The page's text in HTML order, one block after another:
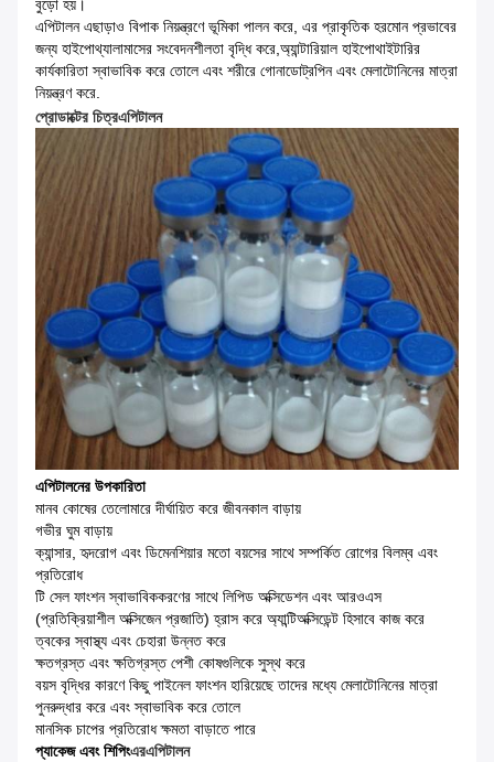
বুড়ো হয়।
এপিটালন এছাড়াও বিপাক নিয়ন্ত্রণে ভূমিকা পালন করে, এর প্রাকৃতিক হরমোন প্রভাবের
জন্য হাইপোথ্যালামাসের সংবেদনশীলতা বৃদ্ধি করে,অ্যান্টারিয়াল হাইপোথাইটারির
কার্যকারিতা স্বাভাবিক করে তোলে এবং শরীরে গোনাডোট্রপিন এবং মেলাটোনিনের মাত্রা
নিয়ন্ত্রণ করে.
প্রোডাক্টের চিত্রএপিটালন
এপিটালনের উপকারিতা
মানব কোষের তেলোমারে দীর্ঘায়িত করে জীবনকাল বাড়ায়
গভীর ঘুম বাড়ায়
ক্যান্সার, হৃদরোগ এবং ডিমেনশিয়ার মতো বয়সের সাথে সম্পর্কিত রোগের বিলম্ব এবং
প্রতিরোধ
টি সেল ফাংশন স্বাভাবিককরণের সাথে লিপিড অক্সিডেশন এবং আরওএস
(প্রতিক্রিয়াশীল অক্সিজেন প্রজাতি) হ্রাস করে অ্যান্টিঅক্সিডেন্ট হিসাবে কাজ করে
ত্বকের স্বাস্থ্য এবং চেহারা উন্নত করে
ক্ষতগ্রস্ত এবং ক্ষতিগ্রস্ত পেশী কোষগুলিকে সুস্থ করে
বয়স বৃদ্ধির কারণে কিছু পাইনেল ফাংশন হারিয়েছে তাদের মধ্যে মেলাটোনিনের মাত্রা
পুনরুদ্ধার করে এবং স্বাভাবিক করে তোলে
মানসিক চাপের প্রতিরোধ ক্ষমতা বাড়াতে পারে
প্যাকেজ এবং শিপিংএরএপিটালন